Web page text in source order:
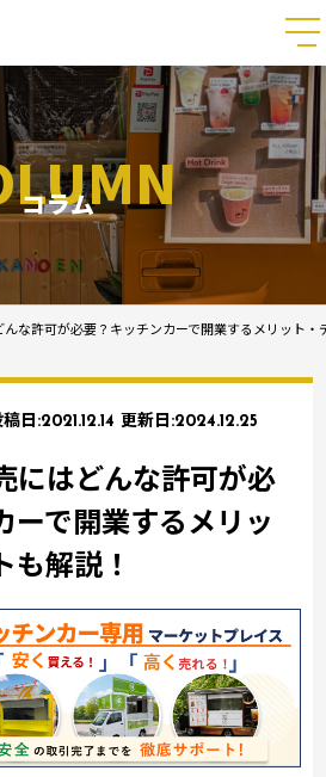
コラム
な許可が必要？キッチンカーで開業するメリット・
稿日:2021.12.14 更新日:2024.12.25
にはどんな許可が必
ーで開業するメリッ
も解説！